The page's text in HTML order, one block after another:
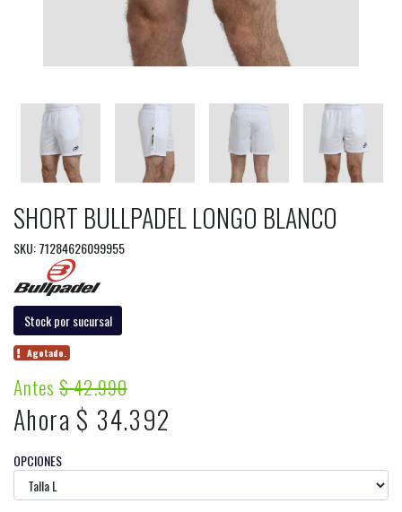
SHORT BULLPADEL LONGO BLANCO
SKU: 71284626099955
Stock por sucursal
Agotado.
Antes$ 42.990
Ahora $ 34.392
OPCIONES